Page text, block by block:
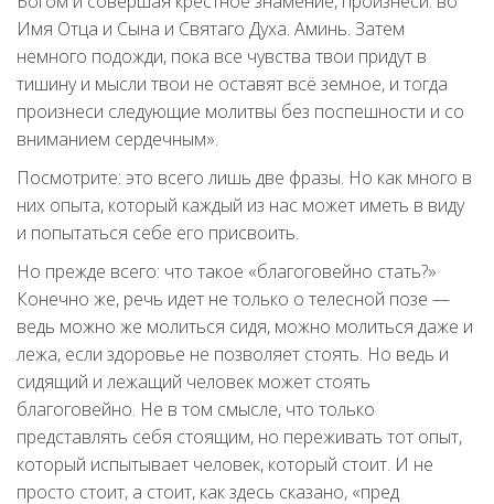
Имя Отца и Сына и Святаго Духа. Аминь. Затем
немного подожди, пока все чувства твои придут в
тишину и мысли твои не оставят всё земное, и тогда
произнеси следующие молитвы без поспешности и со
вниманием сердечным».
Посмотрите: это всего лишь две фразы. Но как много в
них опыта, который каждый из нас может иметь в виду
и попытаться себе его присвоить.
Но прежде всего: что такое «благоговейно стать?»
Конечно же, речь идет не только о телесной позе —
ведь можно же молиться сидя, можно молиться даже и
лежа, если здоровье не позволяет стоять. Но ведь и
сидящий и лежащий человек может стоять
благоговейно. Не в том смысле, что только
представлять себя стоящим, но переживать тот опыт,
который испытывает человек, который стоит. И не
просто стоит, а стоит, как здесь сказано, «пред